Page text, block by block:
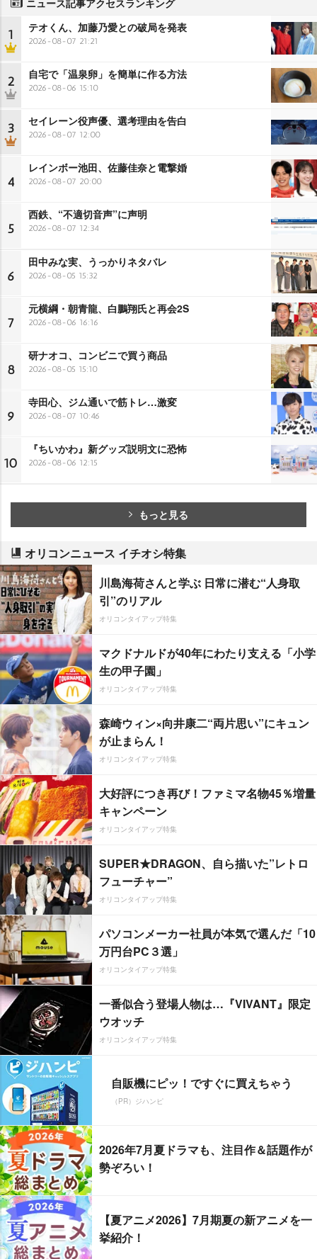
ニュース記事アクセスランキング
1 テオくん、加藤乃愛との破局を発表
2026-08-07 21:21
2 自宅で「温泉卵」を簡単に作る方法
2026-08-06 15:10
3 セイレーン役声優、選考理由を告白
2026-08-07 12:00
4
レインボー池田、佐藤佳奈と電撃婚
2026-08-07 20:00
5
西鉄、“不適切音声”に声明
2026-08-07 12:34
6
田中みな実、うっかりネタバレ
2026-08-05 15:32
7
元横綱・朝青龍、白鵬翔氏と再会2S
2026-08-06 16:16
8
研ナオコ、コンビニで買う商品
2026-08-05 15:10
9
寺田心、ジム通いで筋トレ…激変
2026-08-07 10:46
10
『ちいかわ』新グッズ説明文に恐怖
2026-08-06 12:15
もっと見る
オリコンニュース イチオシ特集
川島海荷さんと学ぶ 日常に潜む“人身取
引”のリアル
オリコンタイアップ特集
マクドナルドが40年にわたり支える「小学
生の甲子園」
オリコンタイアップ特集
森崎ウィン×向井康二“両片思い”にキュン
が止まらん！
オリコンタイアップ特集
大好評につき再び！ファミマ名物45％増量
キャンペーン
オリコンタイアップ特集
SUPER★DRAGON、自ら描いた”レトロ
フューチャー”
オリコンタイアップ特集
パソコンメーカー社員が本気で選んだ「10
万円台PC３選」
オリコンタイアップ特集
一番似合う登場人物は…『VIVANT』限定
ウオッチ
オリコンタイアップ特集
自販機にピッ！ですぐに買えちゃう
（PR）ジハンピ
2026年7月夏ドラマも、注目作＆話題作が
勢ぞろい！
【夏アニメ2026】7月期夏の新アニメを一
挙紹介！